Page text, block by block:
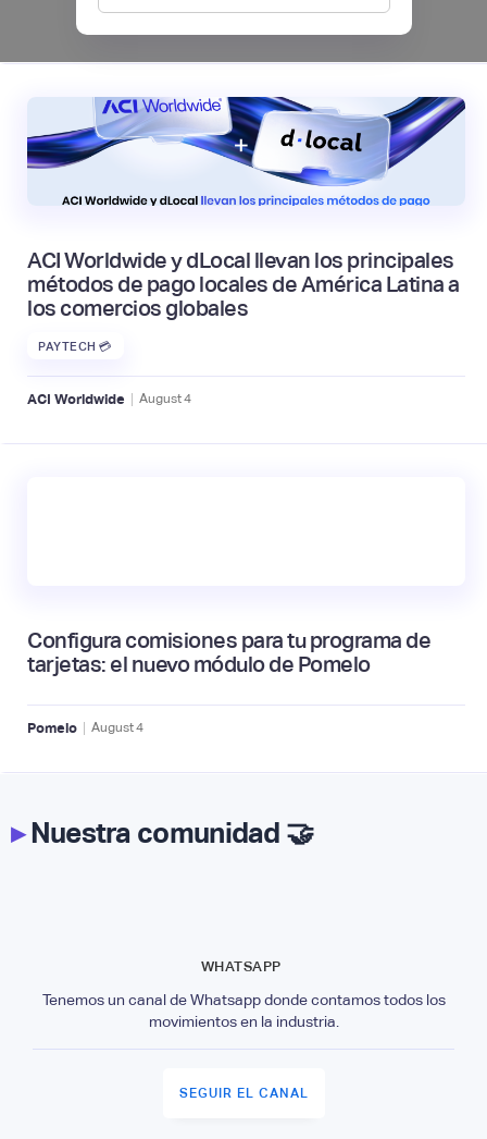
ACI Worldwide y dLocal llevan los principales
métodos de pago locales de América Latina a
los comercios globales
PAYTECH 💳
ACI Worldwide | August4
Configura comisiones para tu programa de
tarjetas: el nuevo módulo de Pomelo
Pomelo | August4
▸Nuestra comunidad 🤝
WHATSAPP
Tenemos un canal de Whatsapp donde contamos todos los
movimientos en la industria.
SEGUIR EL CANAL